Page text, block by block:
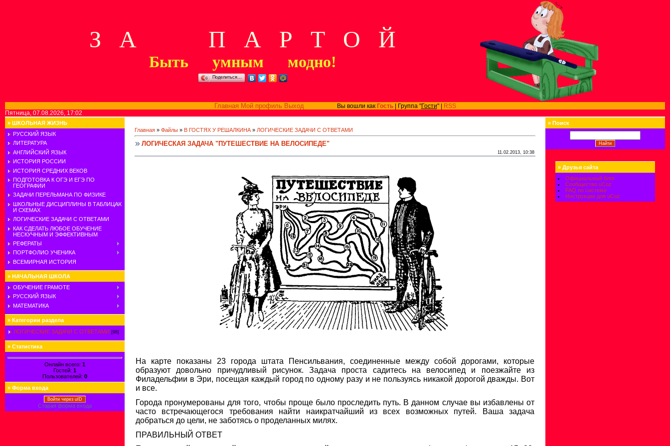
З А П А Р Т О Й
Быть умным модно!
Поделиться…
Главная Мой профиль ВыходВы вошли как Гость| Группа "Гости" |
RSS
Пятница, 07.08.2026, 17:02
» ШКОЛЬНАЯ ЖИЗНЬ
РУССКИЙ ЯЗЫК
ЛИТЕРАТУРА
АНГЛИЙСКИЙ ЯЗЫК
ИСТОРИЯ РОССИИ
ИСТОРИЯ СРЕДНИХ ВЕКОВ
ПОДГОТОВКА К ОГЭ И ЕГЭ ПО
ГЕОГРАФИИ
ЗАДАЧИ ПЕРЕЛЬМАНА ПО ФИЗИКЕ
ШКОЛЬНЫЕ ДИСЦИПЛИНЫ В ТАБЛИЦАХ
И СХЕМАХ
ЛОГИЧЕСКИЕ ЗАДАЧИ С ОТВЕТАМИ
КАК СДЕЛАТЬ ЛЮБОЕ ОБУЧЕНИЕ
НЕСКУЧНЫМ И ЭФФЕКТИВНЫМ
РЕФЕРАТЫ
ПОРТФОЛИО УЧЕНИКА
ВСЕМИРНАЯ ИСТОРИЯ
» НАЧАЛЬНАЯ ШКОЛА
ОБУЧЕНИЕ ГРАМОТЕ
РУССКИЙ ЯЗЫК
МАТЕМАТИКА
» Категории раздела
ЛОГИЧЕСКИЕ ЗАДАЧИ С ОТВЕТАМИ [98]
» Статистика
Онлайн всего: 1
Гостей: 1
Пользователей: 0
» Форма входа
Войти через uID
Старая форма входа
Главная » Файлы » В ГОСТЯХ У РЕШАЛКИНА » ЛОГИЧЕСКИЕ ЗАДАЧИ С ОТВЕТАМИ
ЛОГИЧЕСКАЯ ЗАДАЧА "ПУТЕШЕСТВИЕ НА ВЕЛОСИПЕДЕ"
11.02.2013, 10:38
На карте показаны 23 города штата Пенсильвания, соединенные между собой дорогами, которые
образуют довольно причудливый рисунок. Задача проста садитесь на велосипед и поезжайте из
Филадельфии в Эри, посещая каждый город по одному разу и не пользуясь никакой дорогой дважды. Вот
и все.
Города пронумерованы для того, чтобы проще было проследить путь. В данном случае вы избавлены от
часто встречающегося требования найти наикратчайший из всех возможных путей. Ваша задача
добраться до цели, не заботясь о проделанных милях.
ПРАВИЛЬНЫЙ ОТВЕТ
» Поиск
» Друзья сайта
Официальный блог
Сообщество uCoz
FAQ по системе
Инструкции для uCoz